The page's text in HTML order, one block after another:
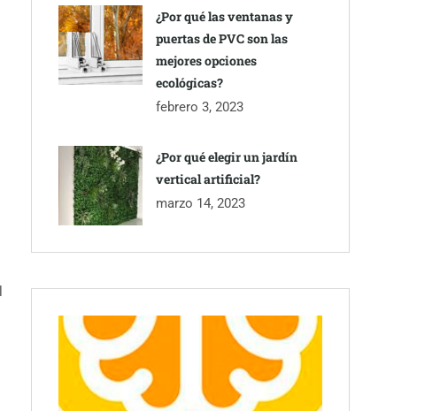
¿Por qué las ventanas y
puertas de PVC son las
mejores opciones
ecológicas?
febrero 3, 2023
¿Por qué elegir un jardín
vertical artificial?
marzo 14, 2023